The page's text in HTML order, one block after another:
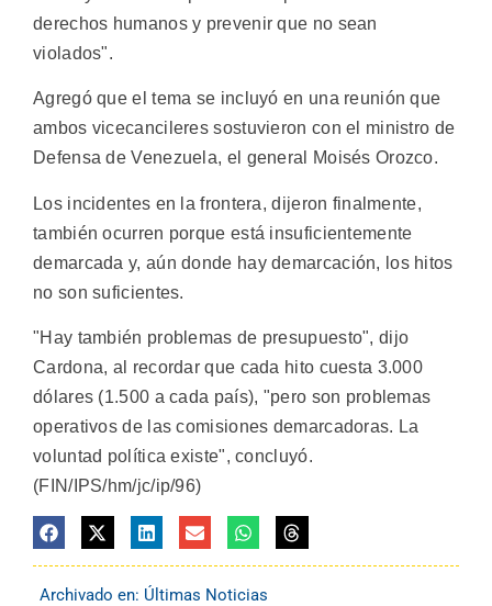
derechos humanos y prevenir que no sean
violados".
Agregó que el tema se incluyó en una reunión que
ambos vicecancileres sostuvieron con el ministro de
Defensa de Venezuela, el general Moisés Orozco.
Los incidentes en la frontera, dijeron finalmente,
también ocurren porque está insuficientemente
demarcada y, aún donde hay demarcación, los hitos
no son suficientes.
"Hay también problemas de presupuesto", dijo
Cardona, al recordar que cada hito cuesta 3.000
dólares (1.500 a cada país), "pero son problemas
operativos de las comisiones demarcadoras. La
voluntad política existe", concluyó.
(FIN/IPS/hm/jc/ip/96)
Archivado en: Últimas Noticias